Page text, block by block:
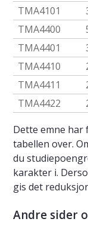
TMA4101
TMA4400
TMA4401
TMA4410
TMA4411
TMA4422
Dette emne har
tabellen over.
du
karakter i.
gis det
Andre sider